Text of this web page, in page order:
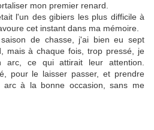
mon premier renard.
l'un des gibiers les plus difficile à
cet instant dans ma mémoire.
de chasse, j'ai bien eu sept
mais à chaque fois, trop pressé, je
arc, ce qui attirait leur attention.
pour le laisser passer, et prendre
à la bonne occasion, sans me